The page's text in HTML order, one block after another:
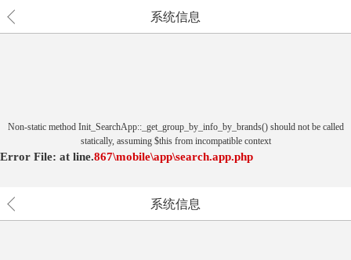
系统信息
Non-static method Init_SearchApp::_get_group_by_info_by_brands() should not be called
statically, assuming $this from incompatible context
Error File: \mobile\app\search.app.php
at 867
line.
系统信息